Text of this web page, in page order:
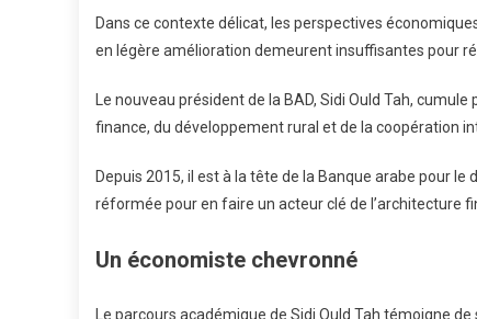
Dans ce contexte délicat, les perspectives
en légère amélioration demeurent insuffisantes pour
Le nouveau président de la BAD, Sidi Ould Tah,
finance, du développement rural et de la coopération
Depuis 2015, il est à la tête de la Banque arabe pour
réformée pour en faire un acteur clé de l’architecture
Un économiste chevronné
Le parcours académique de Sidi Ould Tah témoigne